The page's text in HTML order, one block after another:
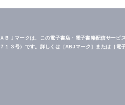
ＡＢＪマークは、この電子書店・電子書籍配信サービ
７１３号）です。詳しくは［ABJマーク］または［電